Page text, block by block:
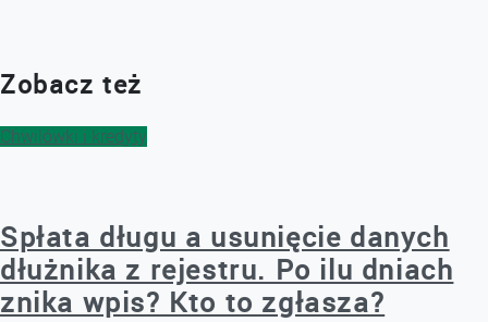
Zobacz też
Chwilówki i kredyty
Spłata długu a usunięcie danych
dłużnika z rejestru. Po ilu dniach
znika wpis? Kto to zgłasza?